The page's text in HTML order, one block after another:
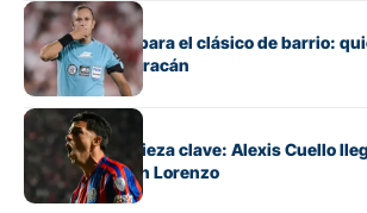
Fútbol
Ya hay árbitro para el clásico de barrio:
Lorenzo vs. Huracán
Fútbol
De apuesta a pieza clave: Alexis Cuello
partidos en San Lorenzo